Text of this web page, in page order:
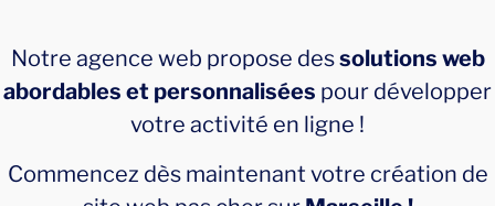
Notre agence web propose dessolutions web
abordables et personnalisées pour développer
votre activité en ligne !
Commencez dès maintenant votre création de